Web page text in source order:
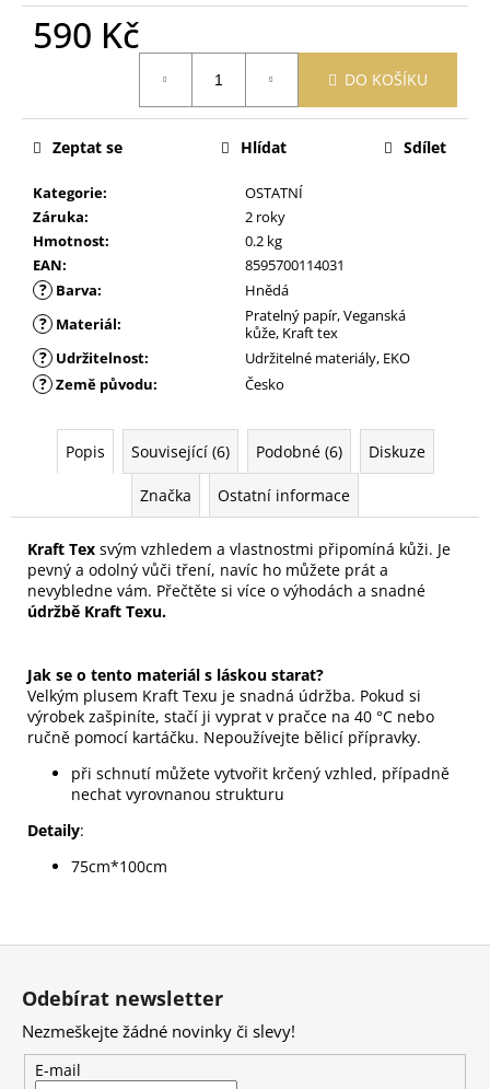
590 Kč
DO KOŠÍKU
Kategorie:
OSTATNÍ
Záruka:
2 roky
Hmotnost:
0.2 kg
EAN: 8595700114031
? Barva: Hnědá
? Materiál:
Pratelný papír, Veganská
kůže, Kraft tex
? Udržitelnost: Udržitelné materiály, EKO
? Země původu: Česko
Zeptat se Hlídat Sdílet
Popis Související (6) Podobné (6) Diskuze
Značka Ostatní informace
Kraft Tex svým vzhledem a vlastnostmi připomíná kůži. Je
pevný a odolný vůči tření, navíc ho můžete prát a
nevybledne vám. Přečtěte si více o výhodách a snadné
údržbě Kraft Texu.
Jak se o tento materiál s láskou starat?
Velkým plusem Kraft Texu je snadná údržba. Pokud si
výrobek zašpiníte, stačí ji vyprat v pračce na 40 °C nebo
ručně pomocí kartáčku. Nepoužívejte bělicí přípravky.
při schnutí můžete vytvořit krčený vzhled, případně
nechat vyrovnanou strukturu
Detaily:
75cm*100cm
OČKOVACÍ
395
Kč
Z
Odebírat newsletter
Nezmeškejte žádné novinky či slevy!
E-mail